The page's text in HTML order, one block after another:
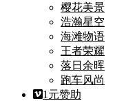
樱花美景
浩瀚星空
海滩物语
王者荣耀
落日余晖
跑车风尚
1元赞助